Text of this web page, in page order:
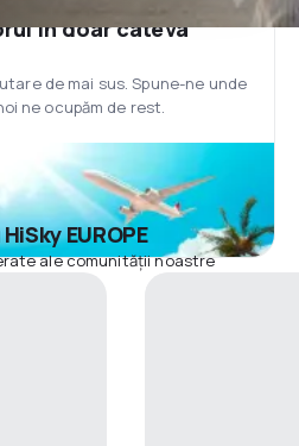
în doar câteva
de mai sus. Spune-ne unde
ne ocupăm de rest.
EUROPE
ale comunității noastre